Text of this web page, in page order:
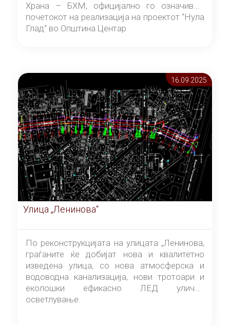
Храна – БХМ, официјално го означивме
почетокот на реализација на проектот “Нула
Глад“ во Општина Центар
16.09 2025
Улица „Ленинова“
По реконструкцијата на улицата „Ленинова,
граѓаните ќе добијат нова и квалитетно
изведена улица, со нова атмосферска и
водоводна канализација, нови тротоари и
еколошки ефикасно ЛЕД улично
осветлување.